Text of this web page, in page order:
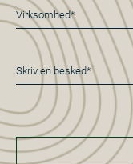
Virksomhed*
*
Besked
*